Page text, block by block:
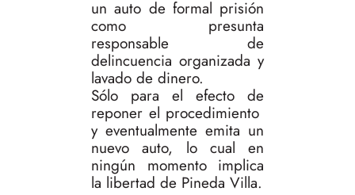
un auto de formal prisión
como presunta
responsable de
delincuencia organizada y
lavado de dinero.
Sólo para el efecto de
reponer el procedimiento
y eventualmente emita un
nuevo auto, lo cual en
ningún momento implica
la libertad de Pineda Villa.